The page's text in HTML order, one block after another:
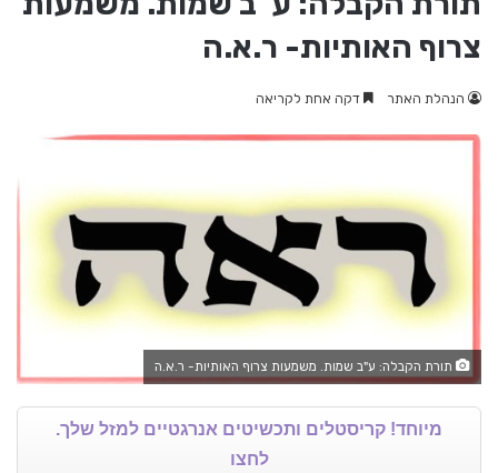
צרוף האותיות- ר.א.ה
הנהלת האתר דקה אחת לקריאה
תורת הקבלה: ע"ב שמות. משמעות צרוף האותיות- ר.א.ה
מיוחד! קריסטלים ותכשיטים אנרגטיים למזל שלך.
לחצו